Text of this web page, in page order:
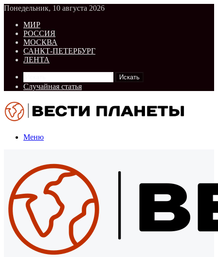
Понедельник, 10 августа 2026
МИР
РОССИЯ
МОСКВА
САНКТ-ПЕТЕРБУРГ
ЛЕНТА
Искать
Случайная статья
Меню